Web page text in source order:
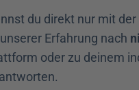
du direkt nur mit
Erfahrung nach
oder zu deinem